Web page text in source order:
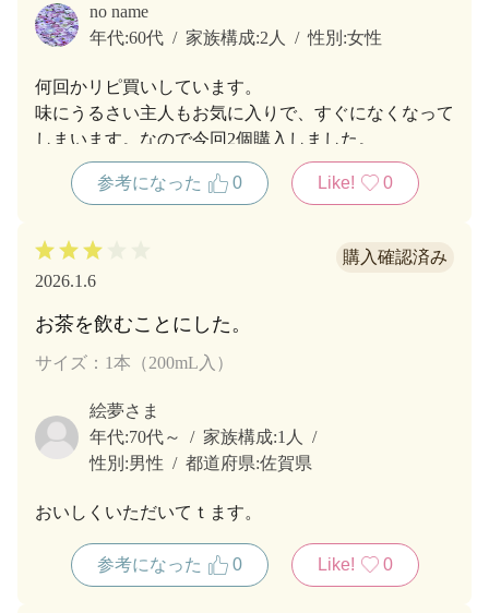
no name
年代:60代 家族構成:2人 性別:女性
何回かリピ買いしています。
味にうるさい主人もお気に入りで、すぐになくなって
しまいます。なので今回2個購入しました。
参考になった 0 Like! 0
2026.1.6
お茶を飲むことにした。
サイズ：1本（200mL入）
絵夢さま
年代:70代～ 家族構成:1人
性別:男性 都道府県:佐賀県
おいしくいただいてｔます。
参考になった 0 Like! 0